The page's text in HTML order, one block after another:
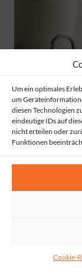
Um ein optimales
um
diesen Technologien
eindeutige IDs auf
nicht erteilen oder
Funktionen
Cookie-
KI ist ein